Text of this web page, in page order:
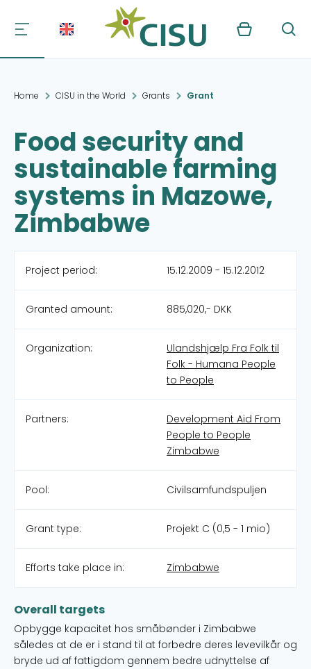
Kurv Søg
Home CISU in the World Grants Grant
Food security and
sustainable farming
systems in Mazowe,
Zimbabwe
Project period: 15.12.2009 - 15.12.2012
Granted amount: 885,020,- DKK
Organization:
Ulandshjælp Fra Folk til
Folk - Humana People
to People
Partners:
Development Aid From
People to People
Zimbabwe
Pool: Civilsamfundspuljen
Grant type: Projekt C (0,5 - 1 mio)
Efforts take place in: Zimbabwe
Overall targets
Opbygge kapacitet hos småbønder i Zimbabwe
således at de er i stand til at forbedre deres levevilkår og
bryde ud af fattigdom gennem bedre udnyttelse af